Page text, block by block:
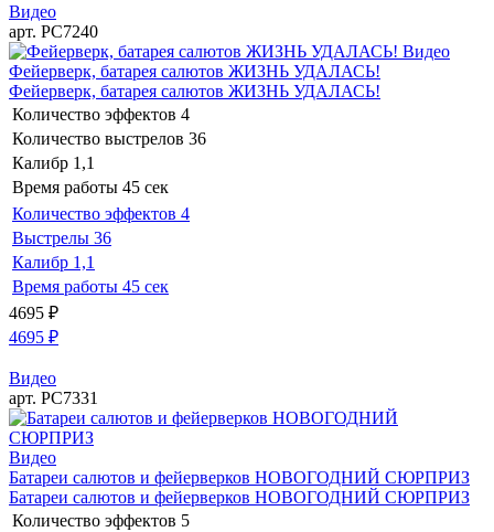
Видео
арт. РС7240
Видео
Фейерверк, батарея салютов ЖИЗНЬ УДАЛАСЬ!
Фейерверк, батарея салютов ЖИЗНЬ УДАЛАСЬ!
Количество эффектов 4
Количество выстрелов 36
Калибр 1,1
Время работы 45 сек
Количество эффектов 4
Выстрелы 36
Калибр 1,1
Время работы 45 сек
4695 ₽
4695 ₽
Видео
арт. РС7331
Видео
Батареи салютов и фейерверков НОВОГОДНИЙ СЮРПРИЗ
Батареи салютов и фейерверков НОВОГОДНИЙ СЮРПРИЗ
Количество эффектов 5